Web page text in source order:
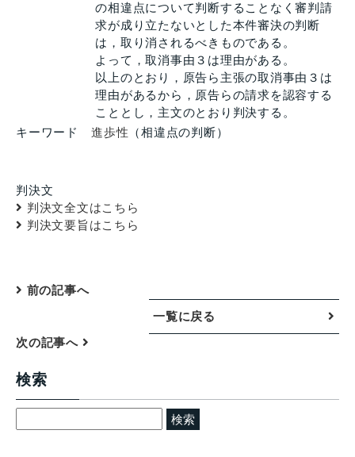
の相違点について判断することなく審判請
求が成り立たないとした本件審決の判断
は，取り消されるべきものである。
よって，取消事由３は理由がある。
以上のとおり，原告ら主張の取消事由３は
理由があるから，原告らの請求を認容する
こととし，主文のとおり判決する。
キーワード
進歩性 （相違点の判断）
判決文
判決文全文はこちら
判決文要旨はこちら
前の記事へ
一覧に戻る
次の記事へ
検索
索: